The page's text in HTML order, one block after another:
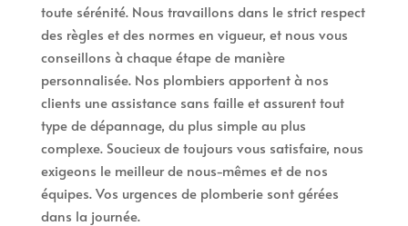
toute sérénité. Nous travaillons dans le strict respect
des règles et des normes en vigueur, et nous vous
conseillons à chaque étape de manière
personnalisée. Nos plombiers apportent à nos
clients une assistance sans faille et assurent tout
type de dépannage, du plus simple au plus
complexe. Soucieux de toujours vous satisfaire, nous
exigeons le meilleur de nous-mêmes et de nos
équipes. Vos urgences de plomberie sont gérées
dans la journée.